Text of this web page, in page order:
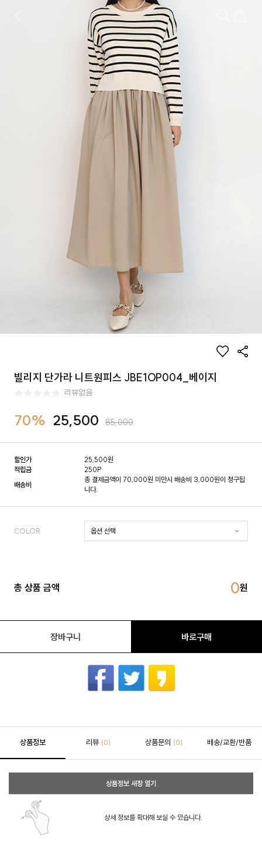
빌리지 단가라 니트원피스 JBE1OP004_베이지
리뷰없음
70% 25,500 85,000
할인가 25,500원
적립금
250P
배송비
총 결제금액이 70,000원 미만시 배송비 3,000원이 청구됩
니다.
COLOR
총 상품 금액 0
장바구니 바로구매
상품정보 리뷰 (0) 상품문의 (0) 배송/교환/반품
상품정보 새창 열기
상세 정보를 확대해 보실 수 있습니다.